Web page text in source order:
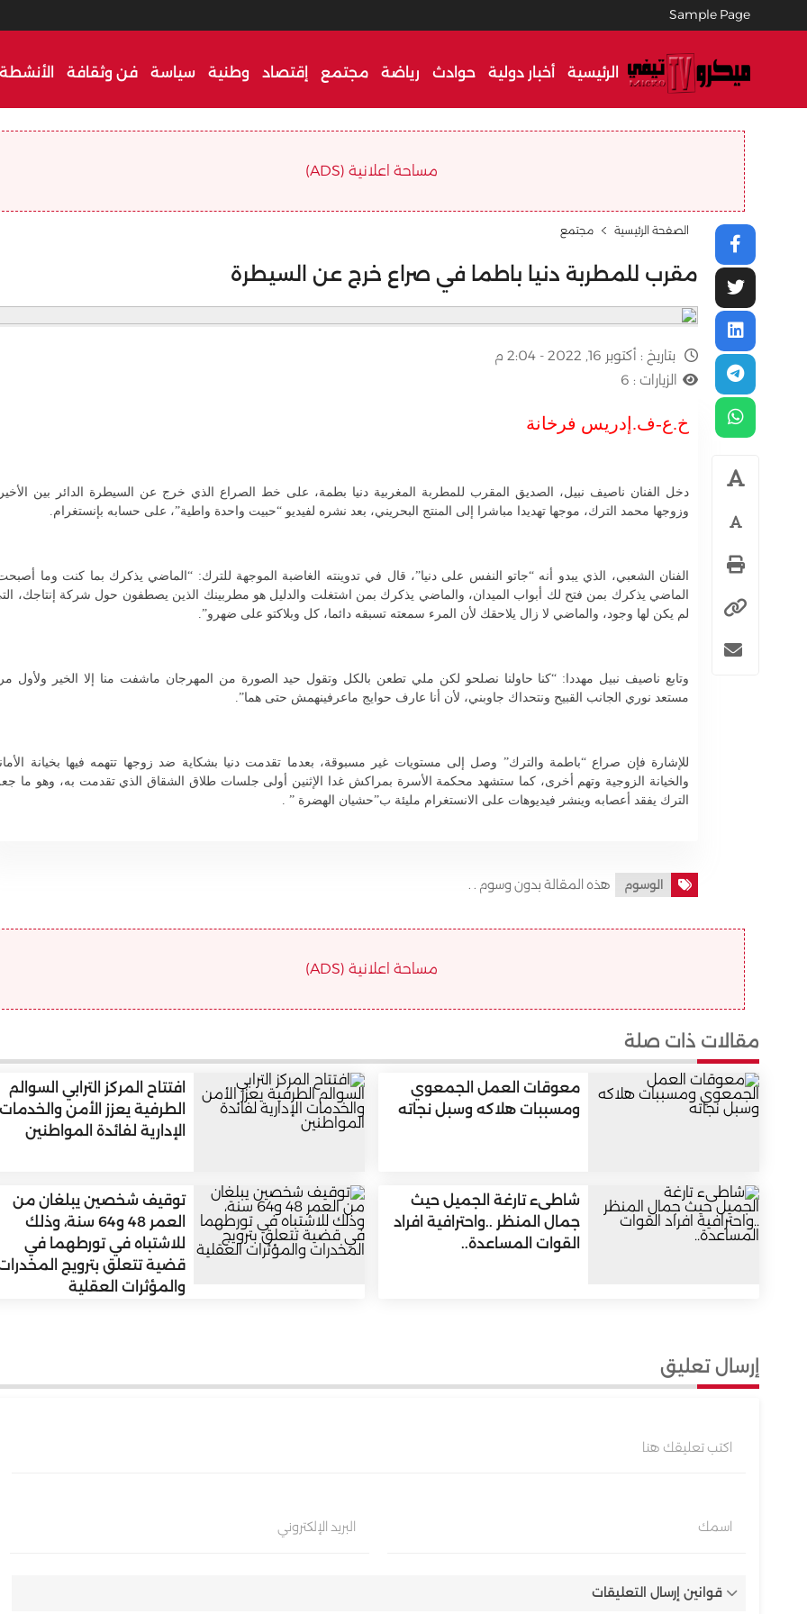
Sample Page
الرئيسية أخبار دولية حوادث رياضة مجتمع إقتصاد وطنية سياسة فن وثقافة
مساحة اعلانية (ADS)
الصفحة الرئيسية مجتمع
مقرب للمطربة دنيا باطما في صراع خرج عن السيطرة
بتاريخ : أكتوبر 16, 2022 - 2:04 م
الزيارات : 6
خ.ع-ف.إدريس فرخانة
دخل الفنان ناصيف نبيل، الصديق المقرب للمطربة المغربية دنيا بطمة، على خط الصراع الذي خرج عن السيطرة الدائر بين
وزوجها محمد الترك، موجها تهديدا مباشرا إلى المنتج البحريني، بعد نشره لفيديو “حبيت واحدة واطية”، على حسابه بإنستغرام.
الفنان الشعبي، الذي يبدو أنه “جاتو النفس على دنيا”، قال في تدوينته الغاضبة الموجهة للترك: “الماضي يذكرك بما كنت وما
الماضي يذكرك بمن فتح لك أبواب الميدان، والماضي يذكرك بمن اشتغلت والدليل هو مطربينك الذين يصطفون حول شركة إنتاجك،
لم يكن لها وجود، والماضي لا زال يلاحقك لأن المرء سمعته تسبقه دائما، كل وبلاكتو على ضهرو”.
وتابع ناصيف نبيل مهددا: “كنا حاولنا نصلحو لكن ملي تطعن بالكل وتقول حيد الصورة من المهرجان ماشفت منا إلا الخير ولأول
مستعد نوري الجانب القبيح ونتحداك جاوبني، لأن أنا عارف حوايج ماعرفينهمش حتى هما”.
للإشارة فإن صراع “باطمة والترك” وصل إلى مستويات غير مسبوقة، بعدما تقدمت دنيا بشكاية ضد زوجها تتهمه فيها بخيانة
والخيانة الزوجية وتهم أخرى، كما ستشهد محكمة الأسرة بمراكش غدا الإثنين أولى جلسات طلاق الشقاق الذي تقدمت به، وهو ما
الترك يفقد أعصابه وينشر فيديوهات على الانستغرام مليئة ب”حشيان الهضرة ” .
الوسوم هذه المقالة بدون وسوم . .
مساحة اعلانية (ADS)
مقالات ذات صلة
معوقات العمل الجمعوي
ومسببات هلاكه وسبل نجاته
افتتاح المركز الترابي السوالم
الطرفية يعزز الأمن والخدمات
الإدارية لفائدة المواطنين
شاطىء تارغة الجميل حيث
جمال المنظر ..واحترافية افراد
القوات المساعدة..
توقيف شخصين يبلغان من
العمر 48 و64 سنة، وذلك
للاشتباه في تورطهما في
قضية تتعلق بترويج
والمؤثرات العقلية
إرسال تعليق
اكتب تعليقك هنا
اسمك البريد الإلكتروني
قوانين إرسال التعليقات